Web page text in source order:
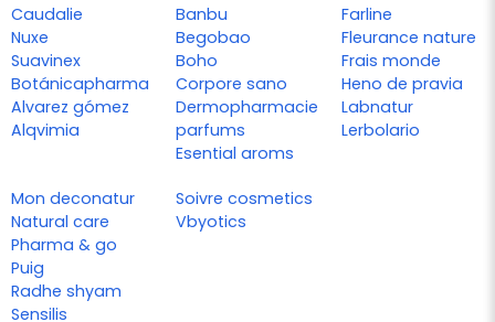
Caudalie
Nuxe
Suavinex
Botánicapharma
Alvarez gómez
Alqvimia
Banbu
Begobao
Boho
Corpore sano
Dermopharmacie
parfums
Esential aroms
Farline
Fleurance nature
Frais monde
Heno de pravia
Labnatur
Lerbolario
Mon deconatur
Natural care
Pharma & go
Puig
Radhe shyam
Sensilis
Soivre cosmetics
Vbyotics